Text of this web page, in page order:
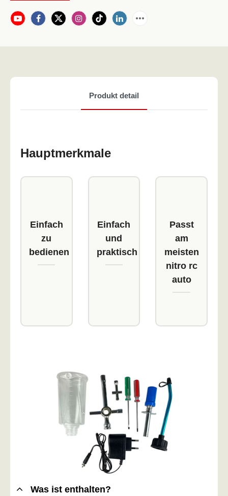
Produkt detail
Hauptmerkmale
Einfach
zu
bedienen
Einfach
und
praktisch
Passt
am
meisten
nitro rc
auto
Was ist enthalten?